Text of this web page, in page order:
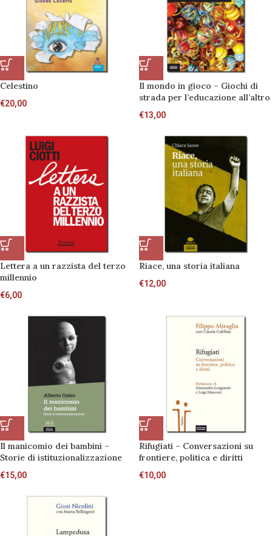
Celestino
€20,00
Il mondo in gioco – Giochi di
strada per l’educazione all’altro
€13,00
Lettera a un razzista del terzo
millennio
€6,00
Riace, una storia italiana
€12,00
Il manicomio dei bambini –
Storie di istituzionalizzazione
€15,00
Rifugiati – Conversazioni su
frontiere, politica e diritti
€10,00